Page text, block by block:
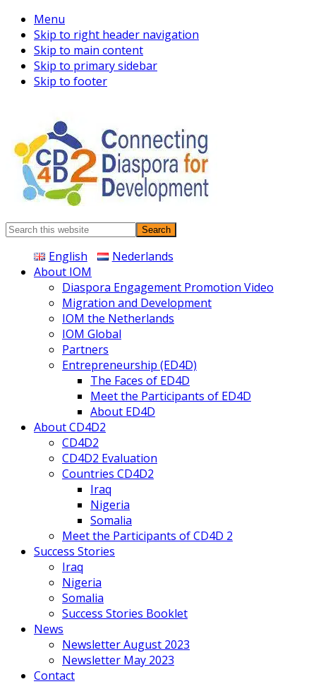
Menu
Skip to right header navigation
Skip to main content
Skip to primary sidebar
Skip to footer
Connecting
Search
website English
Nederlands
About IOM
Diaspora Engagement Promotion Video
Migration and Development
IOM the Netherlands
IOM Global
Partners
Entrepreneurship (ED4D)
The Faces of ED4D
Meet the Participants of ED4D
About ED4D
About CD4D2
CD4D2
CD4D2 Evaluation
Countries CD4D2
Iraq
Nigeria
Somalia
Meet the Participants of CD4D 2
Success Stories
Iraq
Nigeria
Somalia
Success Stories Booklet
News
Newsletter August 2023
Newsletter May 2023
Contact